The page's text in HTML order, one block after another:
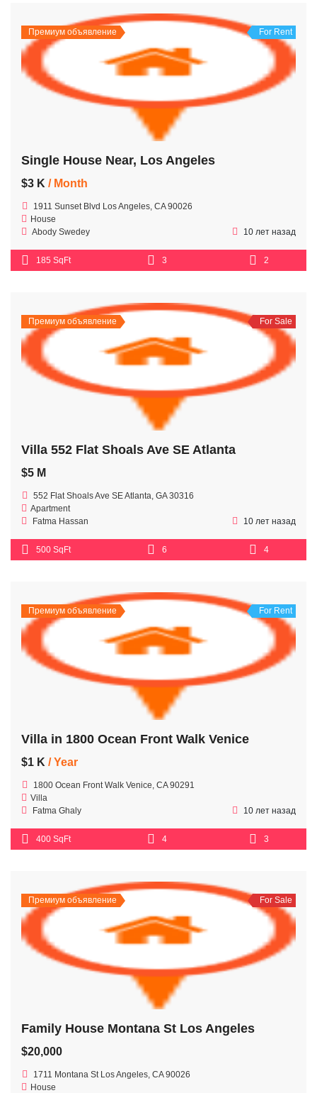
Премиум объявление For Rent
Single House Near, Los Angeles
$3 K / Month
1911 Sunset Blvd Los Angeles, CA 90026
House
Abody Swedey
10 лет назад
185 SqFt 3 2
Премиум объявление For Sale
Villa 552 Flat Shoals Ave SE Atlanta
$5 M
552 Flat Shoals Ave SE Atlanta, GA 30316
Apartment
Fatma Hassan
10 лет назад
500 SqFt 6 4
Премиум объявление For Rent
Villa in 1800 Ocean Front Walk Venice
$1 K / Year
1800 Ocean Front Walk Venice, CA 90291
Villa
Fatma Ghaly
10 лет назад
400 SqFt 4 3
Премиум объявление For Sale
Family House Montana St Los Angeles
$20,000
1711 Montana St Los Angeles, CA 90026
House